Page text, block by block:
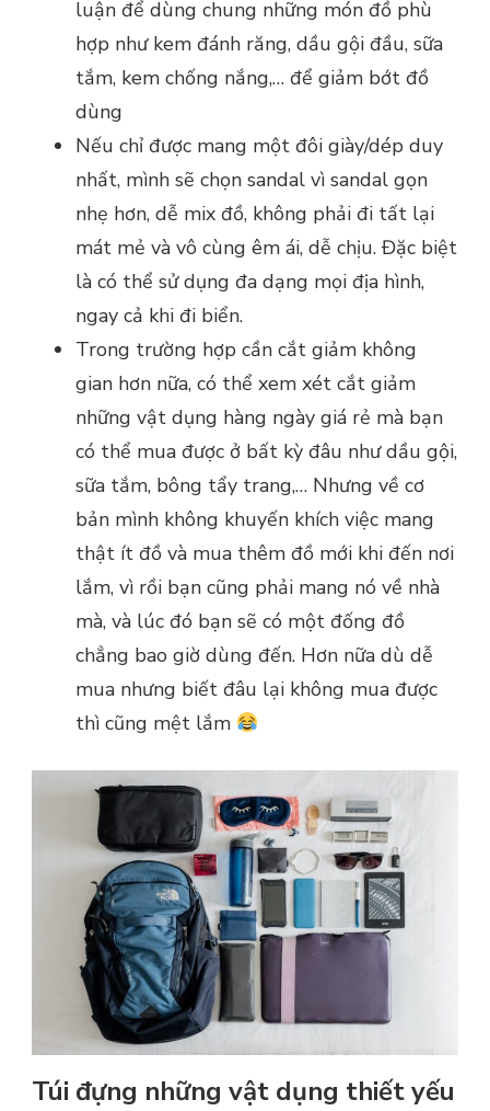
luận để dùng chung những món đồ phù
hợp như kem đánh răng, dầu gội đầu, sữa
tắm, kem chống nắng,… để giảm bớt đồ
dùng
Nếu chỉ được mang một đôi giày/dép duy
nhất, mình sẽ chọn sandal vì sandal gọn
nhẹ hơn, dễ mix đồ, không phải đi tất lại
mát mẻ và vô cùng êm ái, dễ chịu. Đặc biệt
là có thể sử dụng đa dạng mọi địa hình,
ngay cả khi đi biển.
Trong trường hợp cần cắt giảm không
gian hơn nữa, có thể xem xét cắt giảm
những vật dụng hàng ngày giá rẻ mà bạn
có thể mua được ở bất kỳ đâu như dầu gội,
sữa tắm, bông tẩy trang,… Nhưng về cơ
bản mình không khuyến khích việc mang
thật ít đồ và mua thêm đồ mới khi đến nơi
lắm, vì rồi bạn cũng phải mang nó về nhà
mà, và lúc đó bạn sẽ có một đống đồ
chẳng bao giờ dùng đến. Hơn nữa dù dễ
mua nhưng biết đâu lại không mua được
thì cũng mệt lắm
Túi đựng những vật dụng thiết yếu